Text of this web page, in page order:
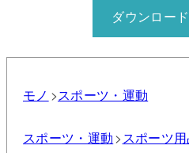
ダウンロー
モノ スポーツ・運動
スポーツ・運動 スポーツ